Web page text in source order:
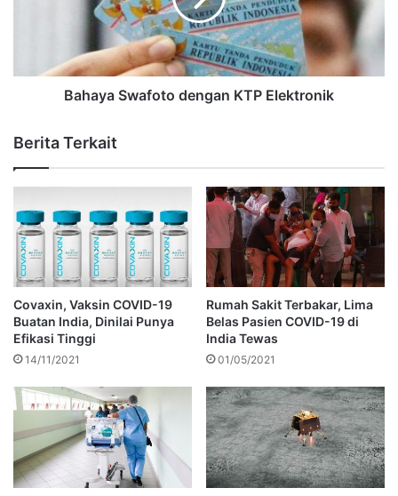
Bahaya Swafoto dengan KTP Elektronik
Berita Terkait
Covaxin, Vaksin COVID-19
Buatan India, Dinilai Punya
Efikasi Tinggi
14/11/2021
Rumah Sakit Terbakar, Lima
Belas Pasien COVID-19 di
India Tewas
01/05/2021